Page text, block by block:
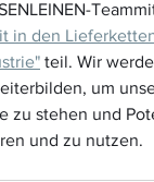
in den
teil. Wir
um
zu stehen und
und zu nutzen.